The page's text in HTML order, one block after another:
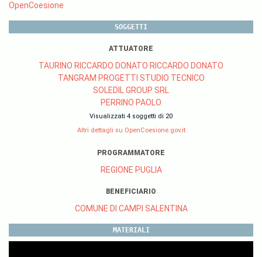
OpenCoesione
SOGGETTI
ATTUATORE
TAURINO RICCARDO DONATO RICCARDO DONATO
TANGRAM PROGETTI STUDIO TECNICO
SOLEDIL GROUP SRL
PERRINO PAOLO
Visualizzati 4 soggetti di 20
Altri dettagli su OpenCoesione.gov.it
PROGRAMMATORE
REGIONE PUGLIA
BENEFICIARIO
COMUNE DI CAMPI SALENTINA
MATERIALI